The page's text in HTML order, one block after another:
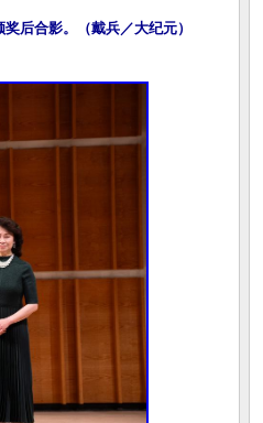
后合影。（戴兵／大纪元）